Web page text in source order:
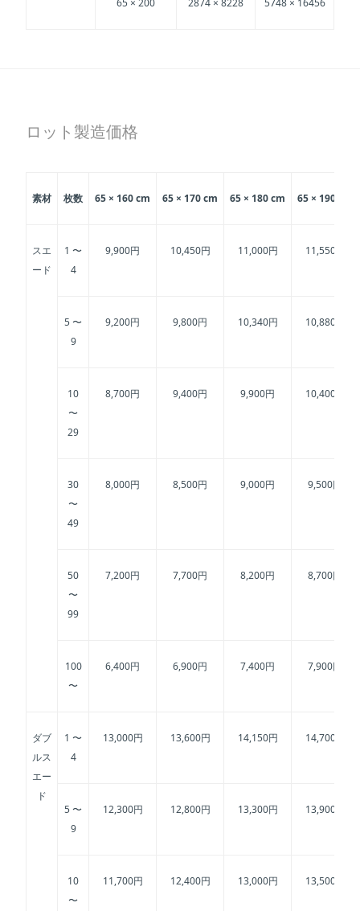
65 × 200 2874 × 8228 5748 × 16456
ロット製造価格
素材 枚数 65 × 160 cm 65 × 170 cm 65 × 180 cm 65 × 190 cm
スエ
ード
1 〜
4
9,900円 10,450円 11,000円 11,550円
5 〜
9
9,200円 9,800円 10,340円 10,880円
10
〜
29
8,700円 9,400円 9,900円 10,400円
30
〜
49
8,000円 8,500円 9,000円 9,500円
50
〜
99
7,200円 7,700円 8,200円 8,700円
100
〜
6,400円 6,900円 7,400円 7,900円
ダブ
ルス
エー
ド
1 〜
4
13,000円 13,600円 14,150円 14,700円
5 〜
9
12,300円 12,800円 13,300円 13,900円
10
〜
11,700円 12,400円 13,000円 13,500円